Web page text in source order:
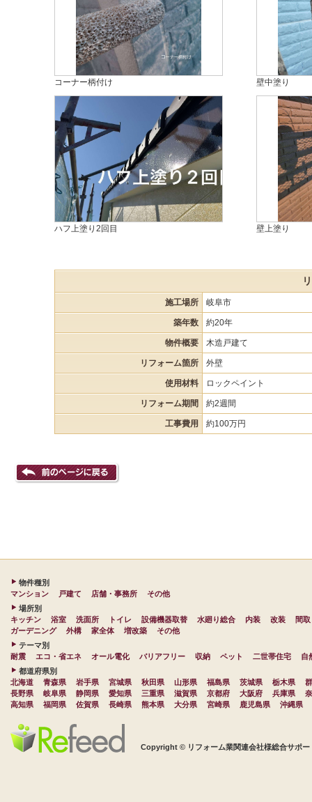
コーナー柄付け 壁中塗り
ハフ上塗り2回目 壁上塗り
施工場所 岐阜市
築年数 約20年
物件概要 木造戸建て
リフォーム箇所 外壁
使用材料 ロックペイント
リフォーム期間 約2週間
工事費用 約100万円
物件種別
マンション
戸建て 店舗・事務所
その他
場所別
キッチン
浴室 洗面所 トイレ 設備機器取替 水廻り総合 内装 改装
間
ガーデニング
外構 家全体 増改築
その他
テーマ別
耐震
エコ・省エネ オール電化 バリアフリー 収納 ペット 二世帯住宅
自
都道府県別
北海道
青森県 岩手県 宮城県 秋田県 山形県 福島県 茨城県 栃木県
長野県
岐阜県 静岡県 愛知県 三重県 滋賀県 京都府 大阪府 兵庫県
高知県
福岡県 佐賀県 長崎県 熊本県 大分県 宮崎県 鹿児島県 沖縄県
Copyright © リフォーム業関連会社様総合サポ